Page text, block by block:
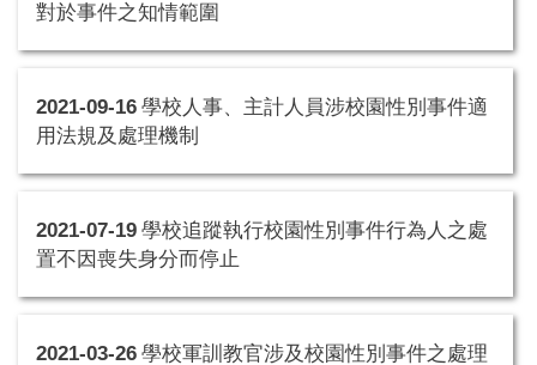
對於事件之知情範圍
2021-09-16 學校人事、主計人員涉校園性別事件適
用法規及處理機制
2021-07-19 學校追蹤執行校園性別事件行為人之處
置不因喪失身分而停止
2021-03-26 學校軍訓教官涉及校園性別事件之處理